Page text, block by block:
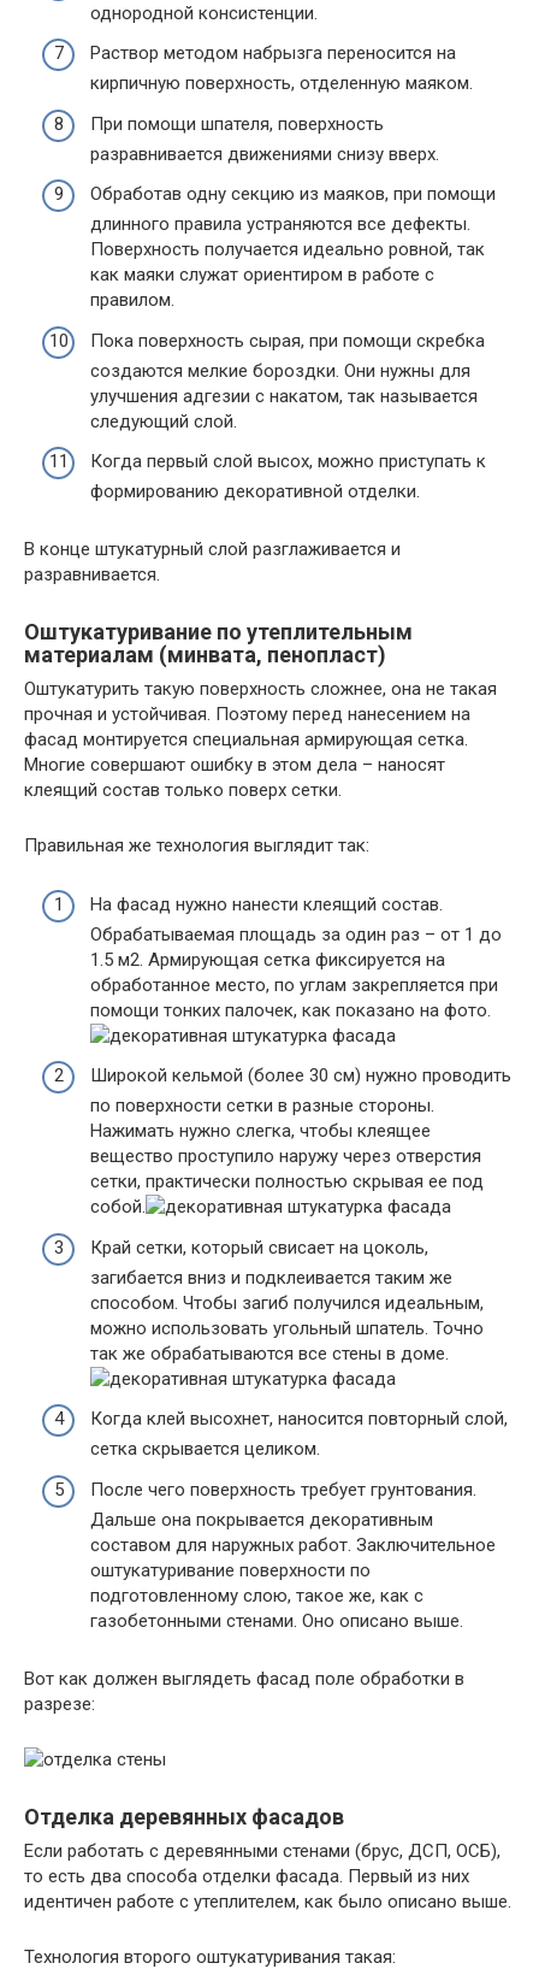
однородной консистенции.
Раствор методом набрызга переносится на
кирпичную поверхность, отделенную маяком.
При помощи шпателя, поверхность
разравнивается движениями снизу вверх.
Обработав одну секцию из маяков, при помощи
длинного правила устраняются все дефекты.
Поверхность получается идеально ровной, так
как маяки служат ориентиром в работе с
правилом.
Пока поверхность сырая, при помощи скребка
создаются мелкие бороздки. Они нужны для
улучшения адгезии с накатом, так называется
следующий слой.
Когда первый слой высох, можно приступать к
формированию декоративной отделки.
В конце штукатурный слой разглаживается и
разравнивается.
Оштукатуривание по утеплительным
материалам (минвата, пенопласт)
Оштукатурить такую поверхность сложнее, она не такая
прочная и устойчивая. Поэтому перед нанесением на
фасад монтируется специальная армирующая сетка.
Многие совершают ошибку в этом дела – наносят
клеящий состав только поверх сетки.
Правильная же технология выглядит так:
На фасад нужно нанести клеящий состав.
Обрабатываемая площадь за один раз – от 1 до
1.5 м2. Армирующая сетка фиксируется на
обработанное место, по углам закрепляется при
помощи тонких палочек, как показано на фото.
Широкой кельмой (более 30 см) нужно проводить
по поверхности сетки в разные стороны.
Нажимать нужно слегка, чтобы клеящее
вещество проступило наружу через отверстия
сетки, практически полностью скрывая ее под
собой.
Край сетки, который свисает на цоколь,
загибается вниз и подклеивается таким же
способом. Чтобы загиб получился идеальным,
можно использовать угольный шпатель. Точно
так же обрабатываются все стены в доме.
Когда клей высохнет, наносится повторный слой,
сетка скрывается целиком.
После чего поверхность требует грунтования.
Дальше она покрывается декоративным
составом для наружных работ. Заключительное
оштукатуривание поверхности по
подготовленному слою, такое же, как с
газобетонными стенами. Оно описано выше.
Вот как должен выглядеть фасад поле обработки в
разрезе:
Отделка деревянных фасадов
Если работать с деревянными стенами (брус, ДСП, ОСБ),
то есть два способа отделки фасада. Первый из них
идентичен работе с утеплителем, как было описано выше.
Технология второго оштукатуривания такая: